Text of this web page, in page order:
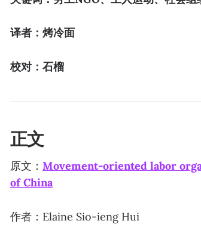
译者：烤冷面
校对：石榴
正文
原文： Movement-oriented labor
of China
作者：Elaine Sio-ieng Hui